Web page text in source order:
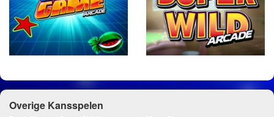
Overige Kansspelen